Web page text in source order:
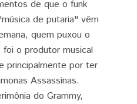
de que o funk
de putaria" vêm
quem puxou o
o produtor musical
principalmente por ter
Assassinas.
do Grammy,